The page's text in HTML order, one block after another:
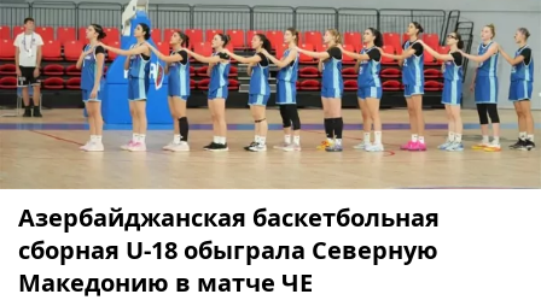
Азербайджанская баскетбольная
сборная U-18 обыграла Северную
Македонию в матче ЧЕ